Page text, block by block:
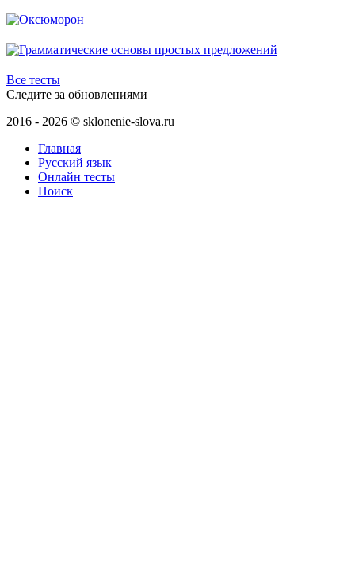
Все тесты
Следите за обновлениями
2016 - 2026 © sklonenie-slova.ru
Главная
Русский язык
Онлайн тесты
Поиск